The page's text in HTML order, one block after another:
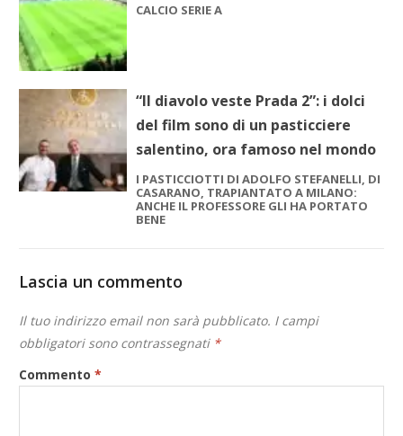
CALCIO SERIE A
“Il diavolo veste Prada 2”: i dolci
del film sono di un pasticciere
salentino, ora famoso nel mondo
I PASTICCIOTTI DI ADOLFO STEFANELLI, DI
CASARANO, TRAPIANTATO A MILANO:
ANCHE IL PROFESSORE GLI HA PORTATO
BENE
Lascia un commento
Il tuo indirizzo email non sarà pubblicato. I campi
obbligatori sono contrassegnati *
Commento*